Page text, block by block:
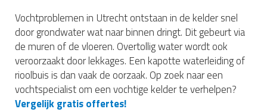
Vochtproblemen in Utrecht ontstaan in de kelder snel
door grondwater wat naar binnen dringt. Dit gebeurt via
de muren of de vloeren. Overtollig water wordt ook
veroorzaakt door lekkages. Een kapotte waterleiding of
rioolbuis is dan vaak de oorzaak. Op zoek naar een
vochtspecialist om een vochtige kelder te verhelpen?
Vergelijk gratis offertes!